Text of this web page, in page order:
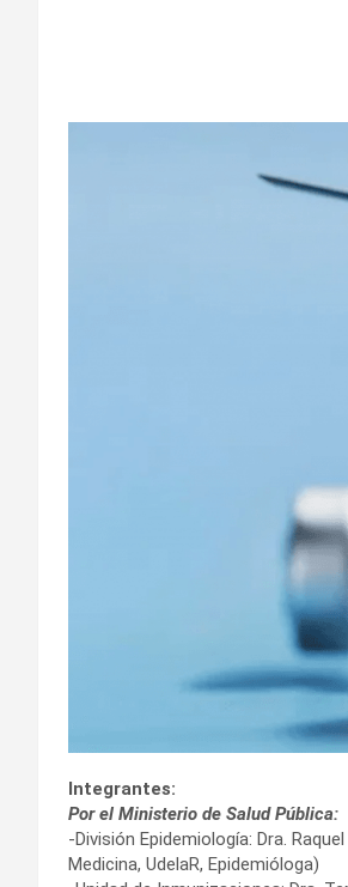
Integrantes:
Por el Ministerio de Salud Pública:
-División Epidemiología: Dra.
Medicina, UdelaR, Epidemióloga)